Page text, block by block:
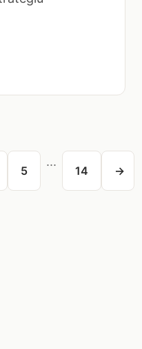
5
...
14 →